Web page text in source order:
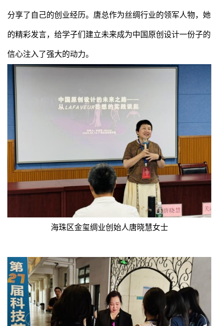
分享了自己的创业经历。唐总作为丝绸行业的领军人物，她
的精彩发言，给学子们建立未来成为中国原创设计一份子的
信心注入了强大的动力。
海珠区金玺绸业创始人唐晓慧女士